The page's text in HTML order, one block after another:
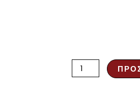
Κοκκινοπίπερο
chili